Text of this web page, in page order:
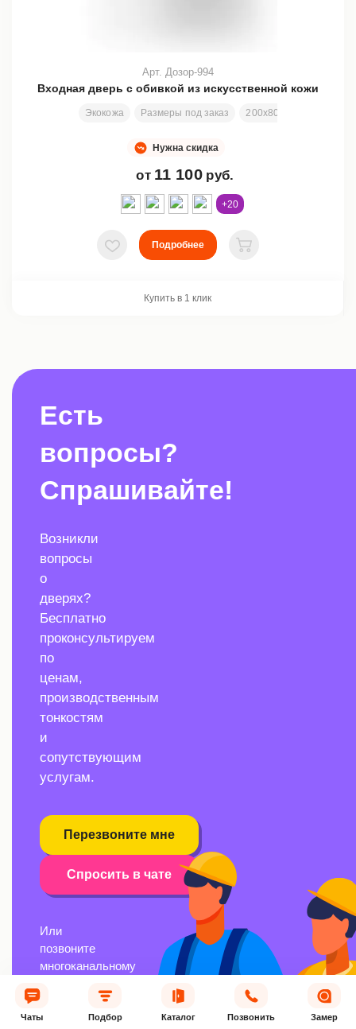
Входная дверь с обивкой из искусственной кожи
Экокожа Размеры под заказ 200х80 см
Арт. Дозор-994
Нужна скидка
от 11 100руб.
+20
В избранное
Подробнее
В корзину
Купить в 1 клик
Есть
вопросы?
Спрашивайте!
Возникли
вопросы
о
дверях?
Бесплатно
проконсультируем
по
ценам,
производственным
тонкостям
и
сопутствующим
услугам.
Перезвоните мне
Спросить в чате
Или
позвоните
многоканальному
—
это
Чаты Подбор Каталог Позвонить Замер